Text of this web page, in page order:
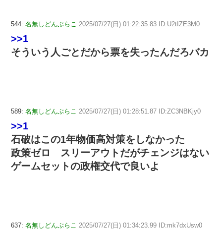
544: 名無しどんぶらこ 2025/07/27(日) 01:22:35.83 ID:U2tIZE3M0
>>1
そういう人ごとだから票を失ったんだろバカ
589: 名無しどんぶらこ 2025/07/27(日) 01:28:51.87 ID:ZC3NBKjy0
>>1
石破はこの1年物価高対策をしなかった
政策ゼロ スリーアウトだがチェンジはない
ゲームセットの政権交代で良いよ
637: 名無しどんぶらこ 2025/07/27(日) 01:34:23.99 ID:mk7dxUsw0